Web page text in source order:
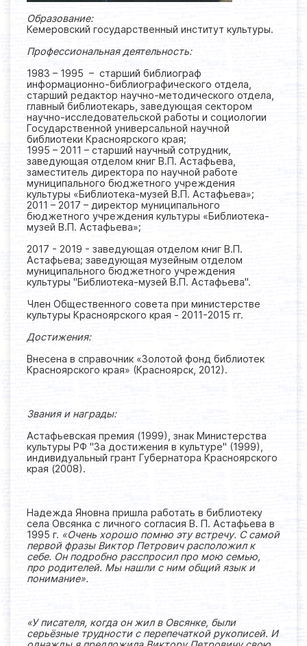
Образование:
Кемеровский государственный институт культуры.
Профессиональная деятельность:
1983 – 1995 – старший библиограф
информационно-библиографического отдела,
старший редактор научно-методического отдела,
главный библиотекарь, заведующая сектором
научно-исследовательской работы и социологии
Государственной универсальной научной
библиотеки Красноярского края;
1995 – 2011 – старший научный сотрудник,
заведующая отделом книг В.П. Астафьева,
заместитель директора по научной работе
муниципального бюджетного учреждения
культуры «Библиотека-музей В.П. Астафьева»;
2011 – 2017 – директор муниципального
бюджетного учреждения культуры «Библиотека-
музей В.П. Астафьева»;
2017 - 2019 - заведующая отделом книг В.П.
Астафьева; заведующая музейным отделом
муниципального бюджетного учреждения
культуры "Библиотека-музей В.П. Астафьева".
Член Общественного совета при министерстве
культуры Красноярского края - 2011-2015 гг.
Достижения:
Внесена в справочник «Золотой фонд библиотек
Красноярского края» (Красноярск, 2012).
Звания и награды:
Астафьевская премия (1999), знак Министерства
культуры РФ "За достижения в культуре" (1999),
индивидуальный грант Губернатора Красноярского
края (2008).
Надежда Яновна пришла работать в библиотеку
села Овсянка с личного согласия В. П. Астафьева в
1995 г. «Очень хорошо помню эту встречу. С самой
первой фразы Виктор Петрович расположил к
себе. Он подробно расспросил про мою семью,
про родителей. Мы нашли с ним общий язык и
понимание».
«У писателя, когда он жил в Овсянке, были
серьёзные трудности с перепечаткой рукописей. И